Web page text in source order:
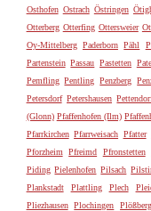
Osthofen Ostrach Östringen
Otterberg Otterfing Ottersweier
Oy-Mittelberg Paderborn Pähl
Partenstein Passau Pastetten
Pemfling Pentling Penzberg
Petersdorf Petershausen
(Glonn) Pfaffenhofen (Ilm)
Pfarrkirchen Pfarrweisach Pfatter
Pforzheim
Pfreimd Pfronstetten
Piding Pielenhofen Pilsach
Plankstadt
Plattling Plech
Pliezhausen
Plochingen Plößberg